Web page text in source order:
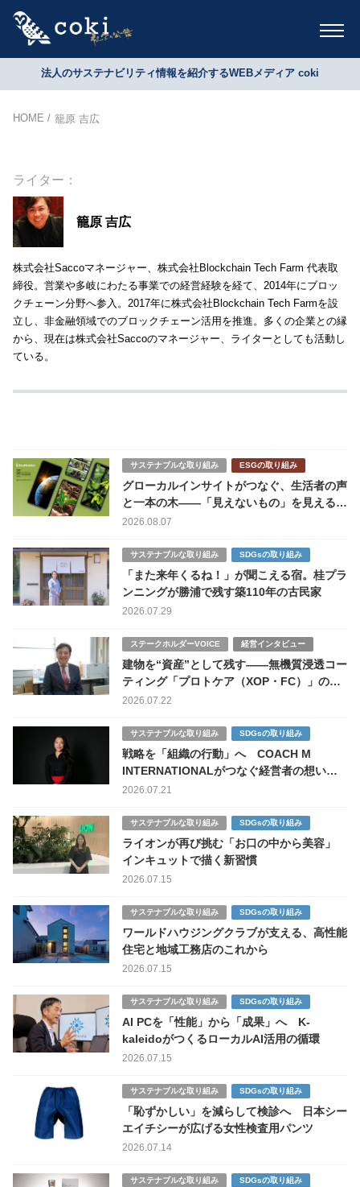
法人のサステナビリティ情報を紹介するWEBメディア coki
HOME 籠原 吉広
ライター：
籠原 吉広
株式会社Saccoマネージャー、株式会社Blockchain Tech Farm 代表取
締役。営業や多岐にわたる事業での経営経験を経て、2014年にブロッ
クチェーン分野へ参入。2017年に株式会社Blockchain Tech Farmを設
立し、非金融領域でのブロックチェーン活用を推進。多くの企業との縁
から、現在は株式会社Saccoのマネージャー、ライターとしても活動し
ている。
サステナブルな取り組み ESGの取り組み
グローカルインサイトがつなぐ、生活者の声
と一本の木――「見えないもの」を見える形
に
2026.08.07
サステナブルな取り組み SDGsの取り組み
「また来年くるね！」が聞こえる宿。桂プラ
ンニングが勝浦で残す築110年の古民家
2026.07.29
ステークホルダーVOICE 経営インタビュー
建物を“資産”として残す――無機質浸透コー
ティング「プロトケア（XOP・FC）」の挑
戦
2026.07.22
サステナブルな取り組み SDGsの取り組み
戦略を「組織の行動」へ COACH M
INTERNATIONALがつなぐ経営者の想いと
経験
2026.07.21
サステナブルな取り組み SDGsの取り組み
ライオンが再び挑む「お口の中から美容」
インキュットで描く新習慣
2026.07.15
サステナブルな取り組み SDGsの取り組み
ワールドハウジングクラブが支える、高性能
住宅と地域工務店のこれから
2026.07.15
サステナブルな取り組み SDGsの取り組み
AI PCを「性能」から「成果」へ K-
kaleidoがつくるローカルAI活用の循環
2026.07.15
サステナブルな取り組み SDGsの取り組み
「恥ずかしい」を減らして検診へ 日本シー
エイチシーが広げる女性検査用パンツ
2026.07.14
サステナブルな取り組み SDGsの取り組み